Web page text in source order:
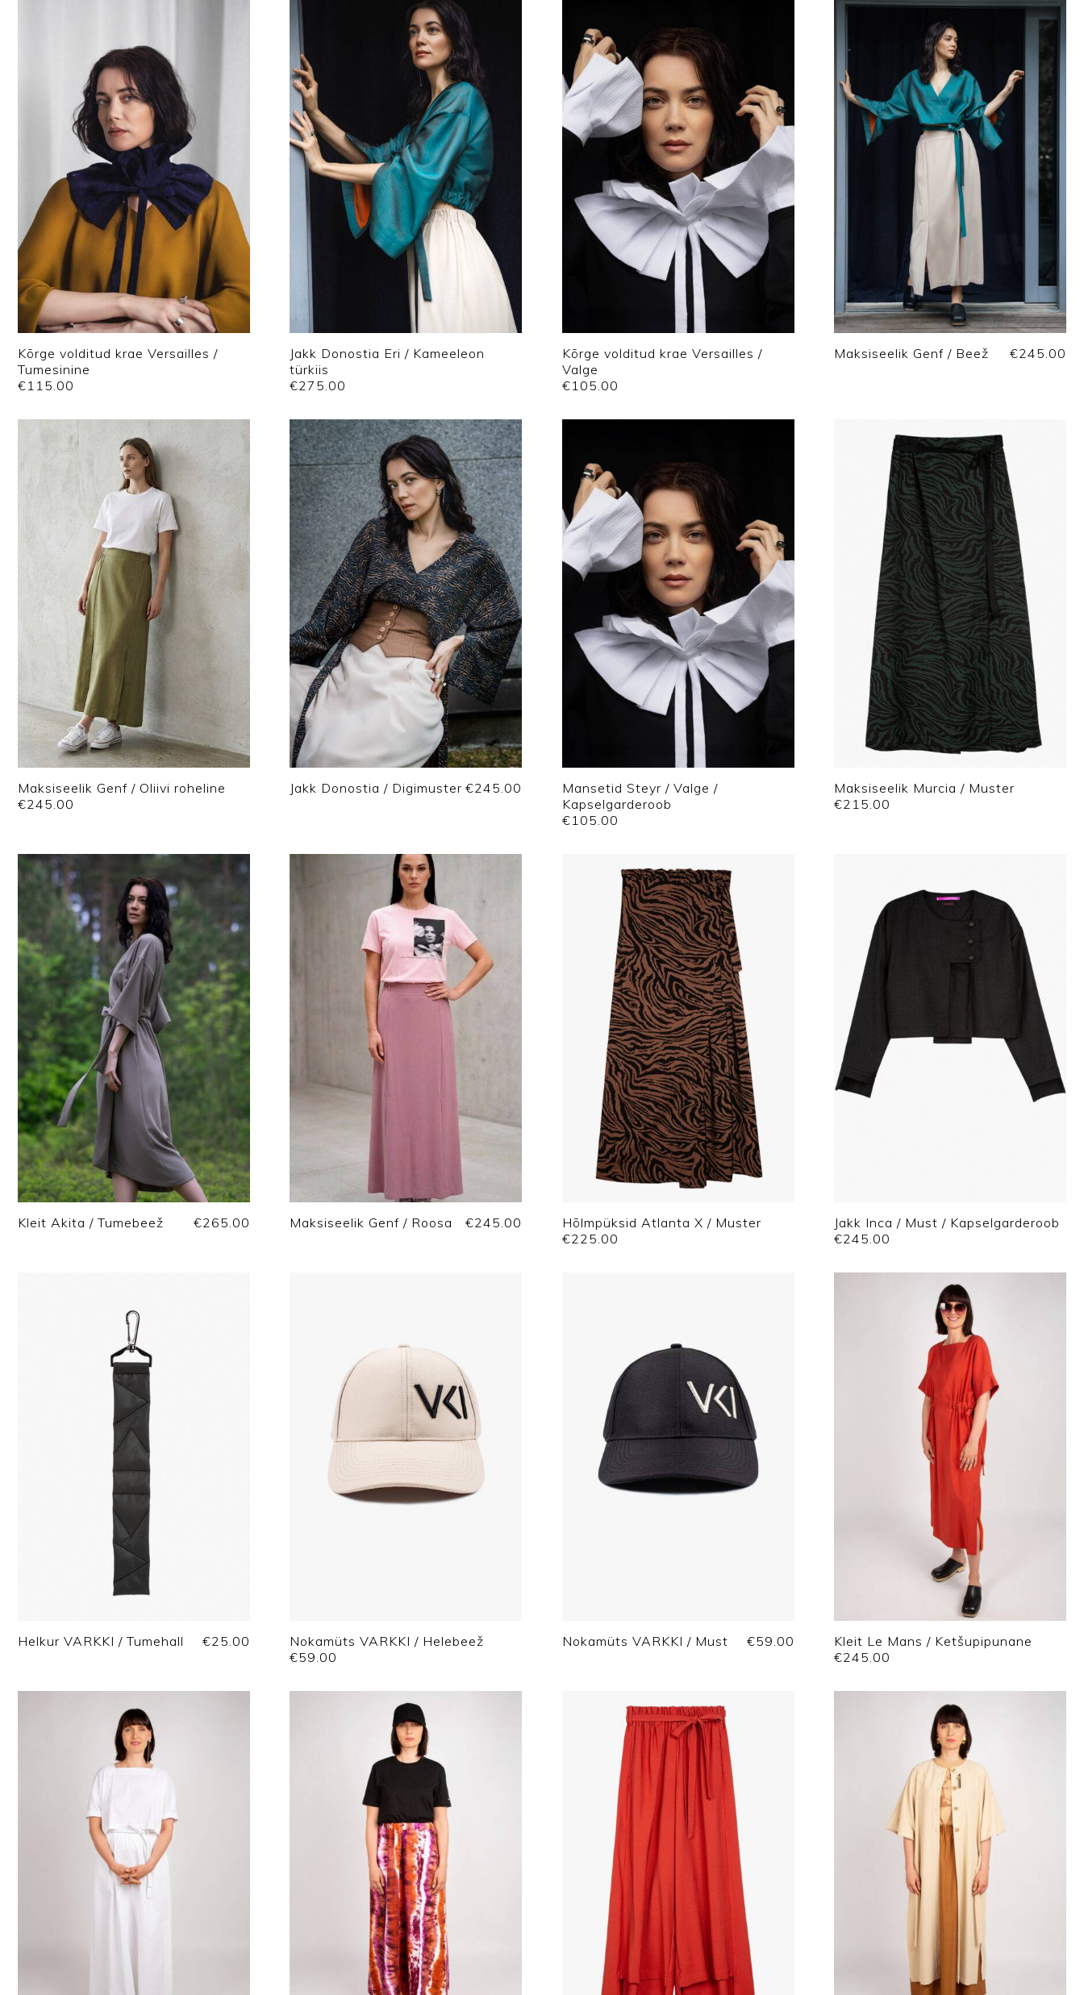
Kõrge volditud krae Versailles /
Tumesinine
€115.00
Jakk Donostia Eri / Kameeleon
türkiis
€275.00
Kõrge volditud krae Versailles /
Valge
€105.00
Maksiseelik Genf / Beež €245.00
Maksiseelik Genf / Oliivi roheline
€245.00
Jakk Donostia / Digimuster €245.00
Mansetid Steyr / Valge /
Kapselgarderoob
€105.00
Maksiseelik Murcia / Muster
€215.00
Kleit Akita / Tumebeež €265.00 Maksiseelik Genf / Roosa €245.00
Hõlmpüksid Atlanta X / Muster
€225.00
Jakk Inca / Must / Kapselgarderoob
€245.00
Helkur VARKKI / Tumehall €25.00
Nokamüts VARKKI / Helebeež
€59.00
Nokamüts VARKKI / Must €59.00
Kleit Le Mans / Ketšupipunane
€245.00